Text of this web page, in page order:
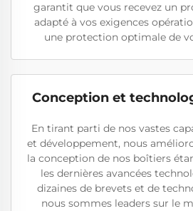
garantit que vous recevez un
adapté à vos exigences
une protection optimale de
Conception et
En tirant parti de nos vastes
et développement, nous
la conception de nos boîtiers
les dernières avancées
dizaines de brevets et de
nous sommes leaders sur le